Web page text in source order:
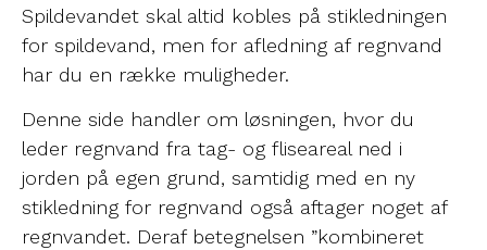
Spildevandet skal altid kobles på stikledningen
for spildevand, men for afledning af regnvand
har du en række muligheder.
Denne side handler om løsningen, hvor du
leder regnvand fra tag- og fliseareal ned i
jorden på egen grund, samtidig med en ny
stikledning for regnvand også aftager noget af
regnvandet. Deraf betegnelsen ”kombineret